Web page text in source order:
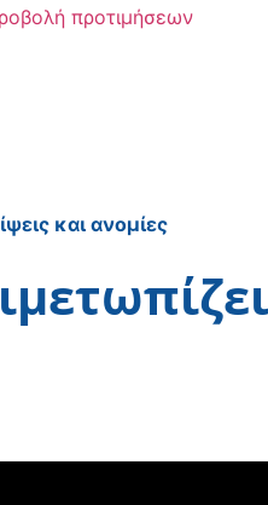
προτιμήσεων
και ανομίες